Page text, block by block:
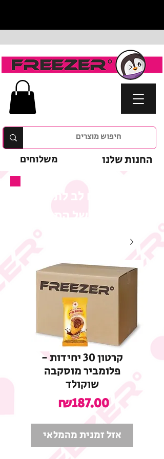
החנות שלנו משלוחים
המבצע של המוצר
קרטון 30 יחידות -
פלומביר מוסקבה
שוקולד
₪187.00
אזל זמנית מהמלאי